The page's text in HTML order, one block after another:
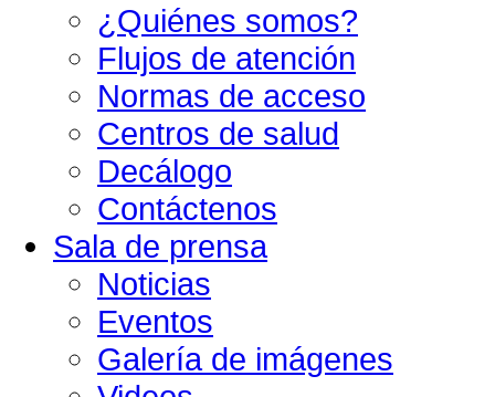
¿Quiénes somos?
Flujos de atención
Normas de acceso
Centros de salud
Decálogo
Contáctenos
Sala de prensa
Noticias
Eventos
Galería de imágenes